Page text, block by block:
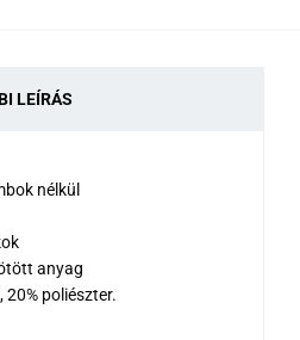
LEÍRÁS
nélkül
anyag
20% poliészter.